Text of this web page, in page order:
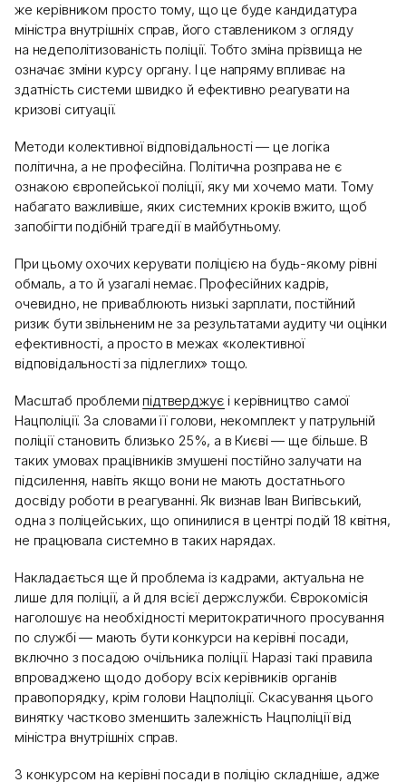
же керівником просто тому, що це буде кандидатура
міністра внутрішніх справ, його ставлеником з огляду
на недеполітизованість поліції. Тобто зміна прізвища не
означає зміни курсу органу. І це напряму впливає на
здатність системи швидко й ефективно реагувати на
кризові ситуації.
Методи колективної відповідальності — це логіка
політична, а не професійна. Політична розправа не є
ознакою європейської поліції, яку ми хочемо мати. Тому
набагато важливіше, яких системних кроків вжито, щоб
запобігти подібній трагедії в майбутньому.
При цьому охочих керувати поліцією на будь-якому рівні
обмаль, а то й узагалі немає. Професійних кадрів,
очевидно, не приваблюють низькі зарплати, постійний
ризик бути звільненим не за результатами аудиту чи оцінки
ефективності, а просто в межах «колективної
відповідальності за підлеглих» тощо.
Масштаб проблеми підтверджує і керівництво самої
Нацполіції. За словами її голови, некомплект у патрульній
поліції становить близько 25%, а в Києві — ще більше. В
таких умовах працівників змушені постійно залучати на
підсилення, навіть якщо вони не мають достатнього
досвіду роботи в реагуванні. Як визнав Іван Вигівський,
одна з поліцейських, що опинилися в центрі подій 18 квітня,
не працювала системно в таких нарядах.
Накладається ще й проблема із кадрами, актуальна не
лише для поліції, а й для всієї держслужби. Єврокомісія
наголошує на необхідності меритократичного просування
по службі — мають бути конкурси на керівні посади,
включно з посадою очільника поліції. Наразі такі правила
впроваджено щодо добору всіх керівників органів
правопорядку, крім голови Нацполіції. Скасування цього
винятку частково зменшить залежність Нацполіції від
міністра внутрішніх справ.
З конкурсом на керівні посади в поліцію складніше, адже